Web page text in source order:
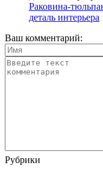
Раковина-
деталь интерьера
Ваш комментарий:
Рубрики